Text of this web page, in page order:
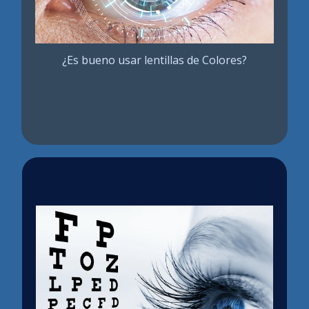
elegir una u otra en exclusiva. Muchas
personas llevan lentes de contacto un
caso, consúltanos y te asesoraremos
¿Es bueno usar lentillas de Colores?
En nuestra óptica te asesoraremos de cuál es
la más apropiada para tu ojo y podrás elegir
entre una amplia gama de tonos y materiales
que recomendamos según la graduación o el
estilo
de vida. Prácticamente se puede corregir
cualquier graduación. La tecnología de
fabricación de